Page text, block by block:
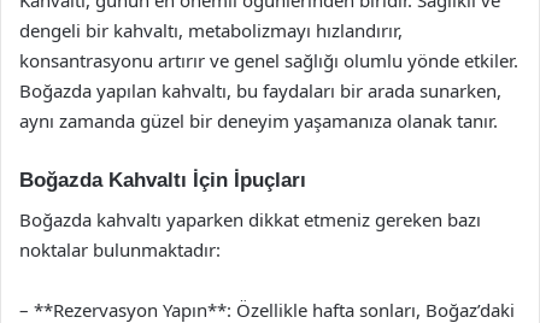
dengeli bir kahvaltı, metabolizmayı hızlandırır,
konsantrasyonu artırır ve genel sağlığı olumlu yönde etkiler.
Boğazda yapılan kahvaltı, bu faydaları bir arada sunarken,
aynı zamanda güzel bir deneyim yaşamanıza olanak tanır.
Boğazda Kahvaltı İçin İpuçları
Boğazda kahvaltı yaparken dikkat etmeniz gereken bazı
noktalar bulunmaktadır:
– **Rezervasyon Yapın**: Özellikle hafta sonları, Boğaz’daki